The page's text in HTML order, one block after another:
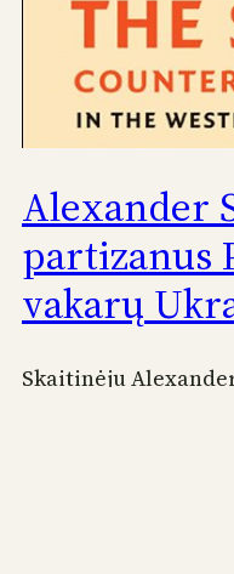
Alexander
partizanus
vakarų
Skaitinėju